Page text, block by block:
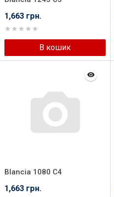
1,663 грн.
В кошик
Blancia 1080 C4
1,663 грн.